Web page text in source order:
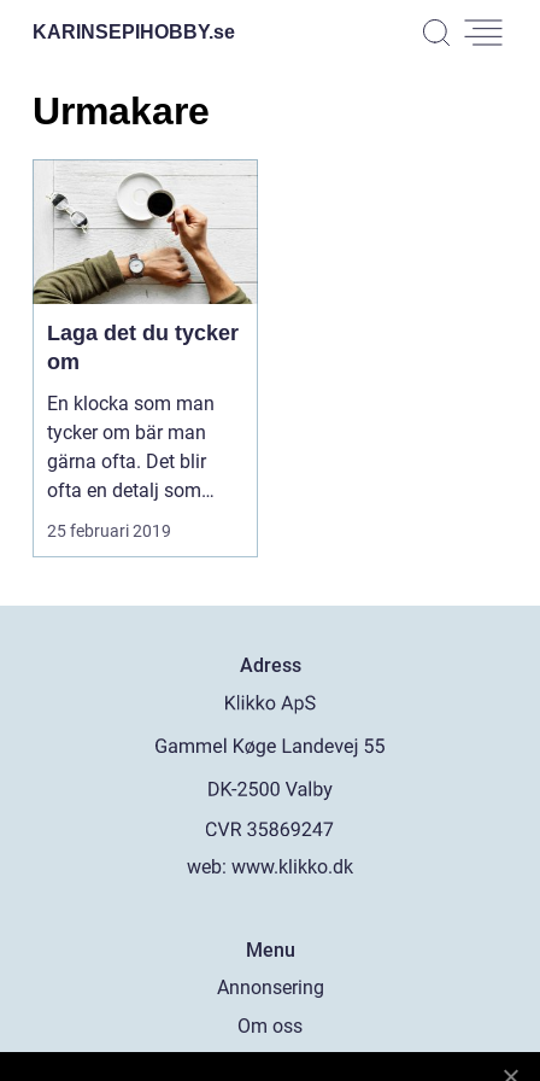
KARINSEPIHOBBY.se
Urmakare
Laga det du tycker
om
En klocka som man
tycker om bär man
gärna ofta. Det blir
ofta en detalj som
sitter på...
25 februari 2019
Adress
web: www.klikko.dk
Menu
Annonsering
Om oss